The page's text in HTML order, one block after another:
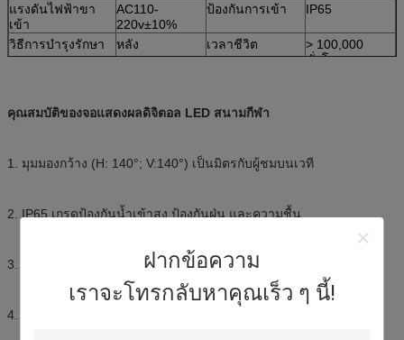
ฝากข้อความ
เราจะโทรกลับหาคุณเร็ว ๆ นี้!
แรงดันไฟฟ้าขา
เข้า
AC110-
220v±10%
ป้องกันการเข้า IP65
วิธีการบำรุงรักษา หลัง เวลาชีวิต
> 100,000
ชั่วโมง
คุณสมบัติของจอแสดงผลดิจิตอล LED สนามกีฬา
1. มุมมองกว้าง (H: 140°; V:140°) เป็นมิตรกับผู้ชมบนเวที
2. IP65 เกรดป้องกันน้ำเข้าสูง ป้องกันฝุ่น และความชื้น
3. อัตราการชำรุดต่ำ (<0.0002) ประสิทธิภาพสูง
4. การใช้ระบบควบคุม Novastar